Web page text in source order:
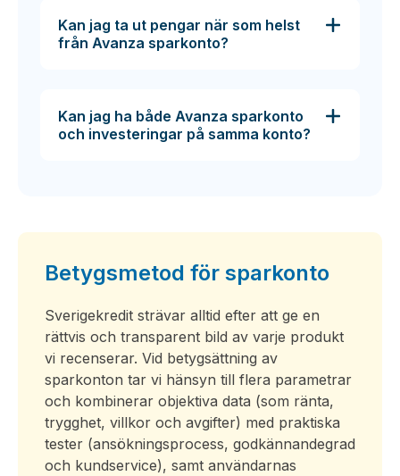
Kan jag ta ut pengar när som helst
från Avanza sparkonto?
Kan jag ha både Avanza sparkonto
och investeringar på samma konto?
Betygsmetod för sparkonto
Sverigekredit strävar alltid efter att ge en
rättvis och transparent bild av varje produkt
vi recenserar. Vid betygsättning av
sparkonton tar vi hänsyn till flera parametrar
och kombinerar objektiva data (som ränta,
trygghet, villkor och avgifter) med praktiska
tester (ansökningsprocess, godkännandegrad
och kundservice), samt användarnas